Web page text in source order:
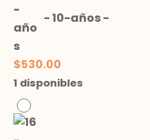
-10-años-
$530.00
1 disponibles